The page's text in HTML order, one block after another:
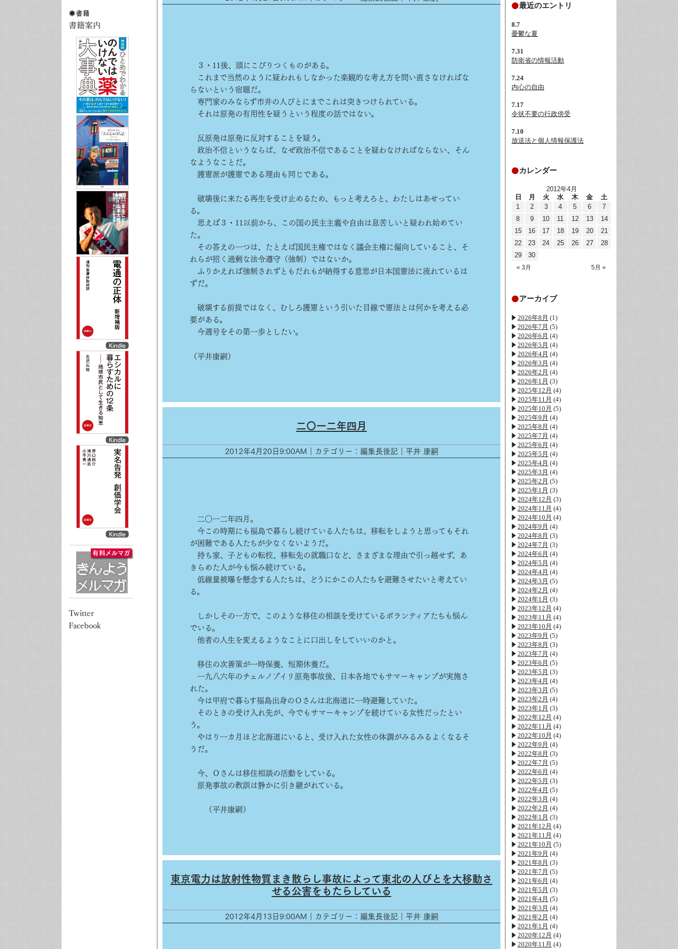
３・11後、頭にこびりつくものがある。
これまで当然のように疑われもしなかった楽観的な考え方を問い直さなければな
らないという宿題だ。
専門家のみならず市井の人びとにまでこれは突きつけられている。
それは原発の有用性を疑うという程度の話ではない。
反原発は原発に反対することを疑う。
政治不信というならば、なぜ政治不信であることを疑わなければならない、そん
なようなことだ。
護憲派が護憲である理由も同じである。
破壊後に来たる再生を受け止めるため、もっと考えろと、わたしはあせってい
る。
思えば３・11以前から、この国の民主主義や自由は息苦しいと疑われ始めてい
た。
その答えの一つは、たとえば国民主権ではなく議会主権に偏向していること、そ
れらが招く過剰な法令遵守（強制）ではないか。
ふりかえれば強制されずともだれもが納得する意思が日本国憲法に流れているは
ずだ。
破壊する前提ではなく、むしろ護憲という引いた目線で憲法とは何かを考える必
要がある。
今週号をその第一歩としたい。
（平井康嗣）
二〇一二年四月
2012年4月20日9:00AM｜カテゴリー：編集長後記｜平井 康嗣
二〇一二年四月。
今この時期にも福島で暮らし続けている人たちは、移転をしようと思ってもそれ
が困難である人たちが少なくないようだ。
持ち家、子どもの転校、移転先の就職口など、さまざまな理由で引っ越せず、あ
きらめた人が今も悩み続けている。
低線量被曝を懸念する人たちは、どうにかこの人たちを避難させたいと考えてい
る。
しかしその一方で、このような移住の相談を受けているボランティアたちも悩ん
でいる。
他者の人生を変えるようなことに口出しをしていいのかと。
移住の次善策が一時保養、短期休養だ。
一九八六年のチェルノブイリ原発事故後、日本各地でもサマーキャンプが実施さ
れた。
今は甲府で暮らす福島出身のＯさんは北海道に一時避難していた。
そのときの受け入れ先が、今でもサマーキャンプを続けている女性だったとい
う。
やはり一カ月ほど北海道にいると、受け入れた女性の体調がみるみるよくなるそ
うだ。
今、Ｏさんは移住相談の活動をしている。
原発事故の教訓は静かに引き継がれている。
（平井康嗣）
東京電力は放射性物質まき散らし事故によって東北の人びとを大移動さ
せる公害をもたらしている
2012年4月13日9:00AM｜カテゴリー：編集長後記｜平井 康嗣
最近のエントリ
8.7
憂鬱な夏
7.31
防衛省の情報活動
7.24
内心の自由
7.17
令状不要の行政傍受
7.10
放送法と個人情報保護法
カレンダー
2012年4月
日
月 火 水 木 金 土
« 3月 5月 »
1 2 3 4 5 6
7
8
9 10 11 12 13
14
15
16 17 18 19 20
21
22
23 24 25 26 27
28
29
30
アーカイブ
2026年8月 (1)
2026年7月 (5)
2026年6月 (4)
2026年5月 (4)
2026年4月 (4)
2026年3月 (4)
2026年2月 (4)
2026年1月 (3)
2025年12月 (4)
2025年11月 (4)
2025年10月 (5)
2025年9月 (4)
2025年8月 (4)
2025年7月 (4)
2025年6月 (4)
2025年5月 (4)
2025年4月 (4)
2025年3月 (4)
2025年2月 (5)
2025年1月 (3)
2024年12月 (3)
2024年11月 (4)
2024年10月 (4)
2024年9月 (4)
2024年8月 (3)
2024年7月 (3)
2024年6月 (4)
2024年5月 (4)
2024年4月 (4)
2024年3月 (5)
2024年2月 (4)
2024年1月 (3)
2023年12月 (4)
2023年11月 (4)
2023年10月 (4)
2023年9月 (5)
2023年8月 (3)
2023年7月 (4)
2023年6月 (5)
2023年5月 (3)
2023年4月 (4)
2023年3月 (5)
2023年2月 (4)
2023年1月 (3)
2022年12月 (4)
2022年11月 (4)
2022年10月 (4)
2022年9月 (4)
2022年8月 (3)
2022年7月 (5)
2022年6月 (4)
2022年5月 (3)
2022年4月 (5)
2022年3月 (4)
2022年2月 (4)
2022年1月 (3)
2021年12月 (4)
2021年11月 (4)
2021年10月 (5)
2021年9月 (4)
2021年8月 (3)
2021年7月 (5)
2021年6月 (4)
2021年5月 (3)
2021年4月 (5)
2021年3月 (4)
2021年2月 (4)
2021年1月 (4)
2020年12月 (4)
2020年11月 (4)